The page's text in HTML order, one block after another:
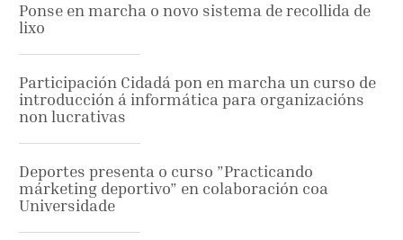
Ponse en marcha o novo sistema de recollida de
lixo
Participación Cidadá pon en marcha un curso de
introducción á informática para organizacións
non lucrativas
Deportes presenta o curso ”Practicando
márketing deportivo” en colaboración coa
Universidade